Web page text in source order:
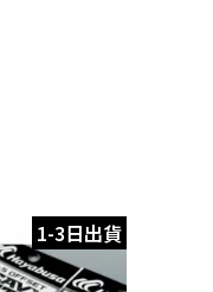
1-3日出貨